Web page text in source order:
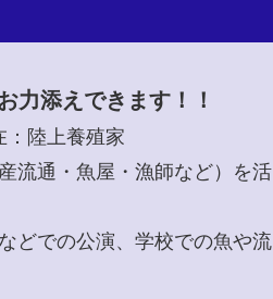
力添えできます！！
陸上養殖家
流通・魚屋・漁師など）を活
どでの公演、学校での魚や流